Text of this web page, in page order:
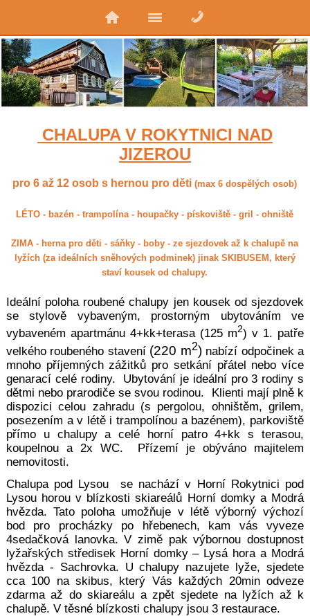
CHALUPA V ROKYTNICI NAD
JIZEROU
pro 6 až 12 osob s hernou pro děti(max 6 dospělých osob)
LÉTO - bazén - trampolína - houpačky - pískoviště - gril - ohniště
ZIMA - herna pro děti - sáňky - boby - ze sjezdovek až k chalupě na
lyžích (za ideálních sněhových podminek) jinak SKIBUSEM, který
staví kousek od chalupy.
Ideální poloha roubené chalupy jen kousek od sjezdovek
sestylově vybaveným, prostorným ubytováním ve
vybaveném apartmánu 4+kk+terasa (125 m2) v 1. patře
velkého roubeného stavení (220 m2) nabízí odpočinek a
mnoho příjemných zážitků pro setkání přátel nebo více
genarací celé rodiny. Ubytování je ideální pro 3 rodiny s
dětmi nebo prarodiče se svou rodinou. Klienti mají plně k
dispozici celou zahradu (s pergolou, ohništěm, grilem,
posezením a v létě i trampolínou a bazénem), parkoviště
přímo u chalupy a celé horní patro 4+kk s terasou,
koupelnou a 2x WC. Přízemí je obýváno majitelem
nemovitosti.
Chalupa pod Lysou se nachází v Horní Rokytnici pod
Lysou horou v blízkosti skiareálů Horní domky a Modrá
hvězda. Tato poloha umožňuje v létě výborný výchozí
bod pro procházky po hřebenech, kam vás vyveze
4sedačková lanovka. V zimě pak výbornou dostupnost
lyžařských středisek Horní domky – Lysá hora a Modrá
hvězda - Sachrovka. U chalupy nazujete lyže, sjedete
cca 100 na skibus, který Vás každých 20min odveze
zdarma až do skiareálu a zpět sjedete na lyžích až k
chalupě. V těsné blízkosti chalupy jsou 3 restaurace.